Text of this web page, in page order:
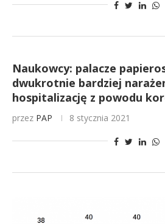
Naukowcy: palacze
dwukrotnie bardziej
hospitalizację z powodu
przez PAP 8 stycznia 2021